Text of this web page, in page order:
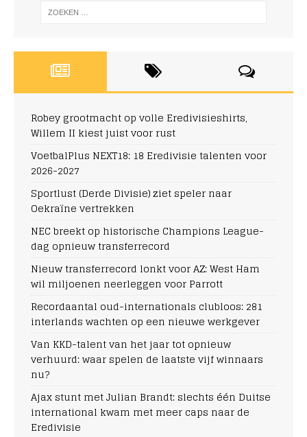
Robey grootmacht op volle Eredivisieshirts,
Willem II kiest juist voor rust
VoetbalPlus NEXT18: 18 Eredivisie talenten voor
2026-2027
Sportlust (Derde Divisie) ziet speler naar
Oekraïne vertrekken
NEC breekt op historische Champions League-
dag opnieuw transferrecord
Nieuw transferrecord lonkt voor AZ: West Ham
wil miljoenen neerleggen voor Parrott
Recordaantal oud-internationals clubloos: 281
interlands wachten op een nieuwe werkgever
Van KKD-talent van het jaar tot opnieuw
verhuurd: waar spelen de laatste vijf winnaars
nu?
Ajax stunt met Julian Brandt: slechts één Duitse
international kwam met meer caps naar de
Eredivisie